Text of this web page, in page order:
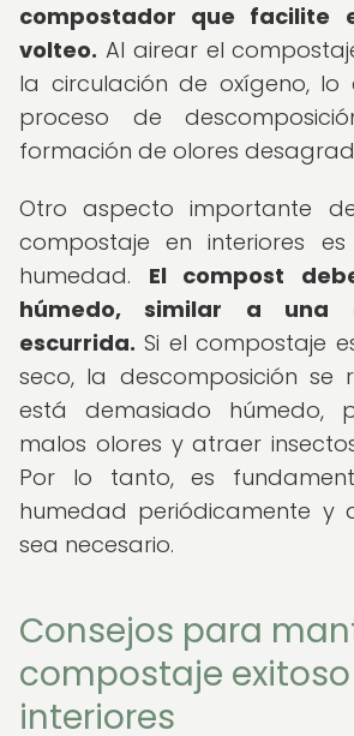
compostador que facilite
volteo. Al airear el
la circulación de oxígeno, lo
proceso de
formación de olores
Otro aspecto importante
compostaje en interiores
humedad. El compost
húmedo, similar a una
escurrida. Si el compostaje
seco, la descomposición se
está demasiado húmedo,
malos olores y atraer
Por lo tanto, es
humedad periódicamente y
sea necesario.
Consejos para
compostaje
interiores